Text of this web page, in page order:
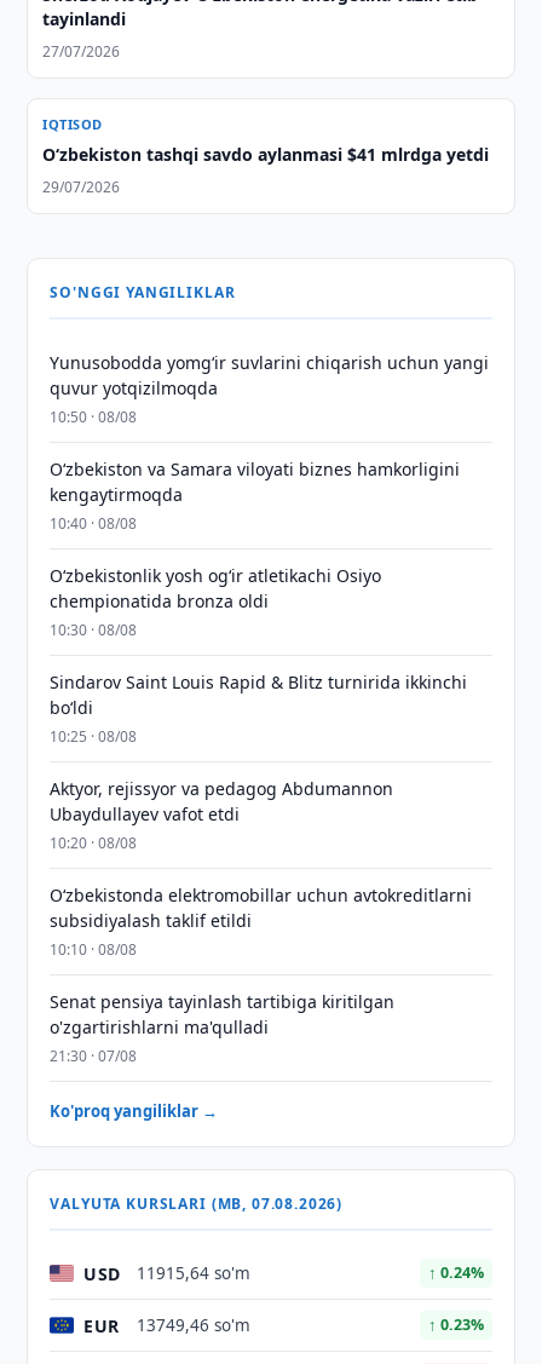
tayinlandi
27/07/2026
IQTISOD
O‘zbekiston tashqi savdo aylanmasi $41 mlrdga yetdi
29/07/2026
SO'NGGI YANGILIKLAR
Yunusobodda yomg‘ir suvlarini chiqarish uchun yangi
quvur yotqizilmoqda
10:50 · 08/08
Oʻzbekiston va Samara viloyati biznes hamkorligini
kengaytirmoqda
10:40 · 08/08
O‘zbekistonlik yosh og‘ir atletikachi Osiyo
chempionatida bronza oldi
10:30 · 08/08
Sindarov Saint Louis Rapid & Blitz turnirida ikkinchi
bo‘ldi
10:25 · 08/08
Aktyor, rejissyor va pedagog Abdumannon
Ubaydullayev vafot etdi
10:20 · 08/08
O‘zbekistonda elektromobillar uchun avtokreditlarni
subsidiyalash taklif etildi
10:10 · 08/08
Senat pensiya tayinlash tartibiga kiritilgan
o'zgartirishlarni ma'qulladi
21:30 · 07/08
Ko'proq yangiliklar →
VALYUTA KURSLARI (MB, 07.08.2026)
USD 11915,64 so'm ↑ 0.24%
EUR 13749,46 so'm ↑ 0.23%